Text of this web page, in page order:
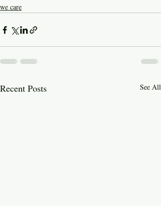
we care
Recent Posts See All